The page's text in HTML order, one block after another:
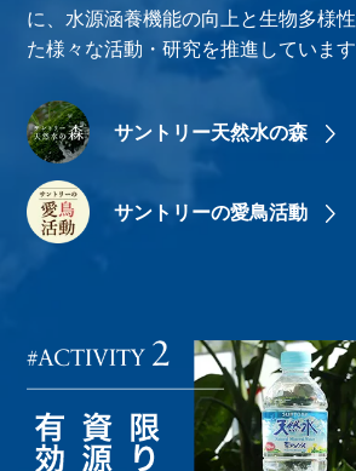
に、水源涵養機能の向上と生物多様
た様々な活動・研究を推進しています
サントリー天然水の森
サントリーの愛鳥活動